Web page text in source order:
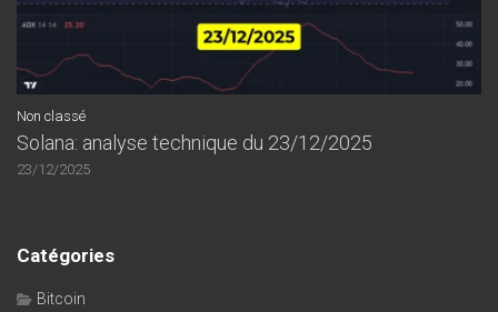
Non classé
Solana: analyse technique du 23/12/2025
23/12/2025
Catégories
Bitcoin